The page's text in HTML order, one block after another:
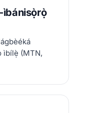
ìbánisọ̀rọ̀
ìbílẹ̀ (MTN,